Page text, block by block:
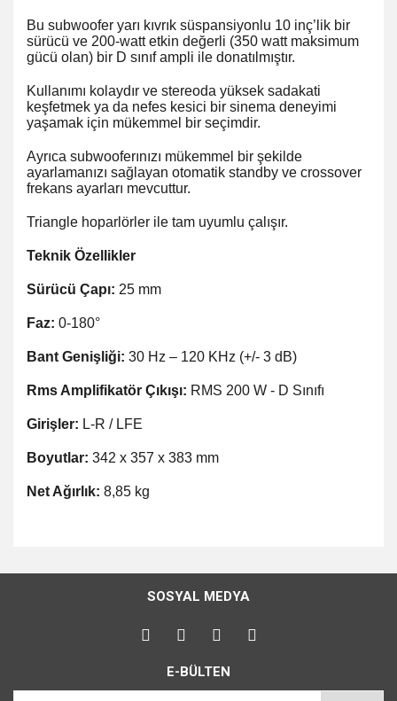
Bu subwoofer yarı kıvrık süspansiyonlu 10 inç’lik bir
sürücü ve 200-watt etkin değerli (350 watt maksimum
gücü olan) bir D sınıf ampli ile donatılmıştır.
Kullanımı kolaydır ve stereoda yüksek sadakati
keşfetmek ya da nefes kesici bir sinema deneyimi
yaşamak için mükemmel bir seçimdir.
Ayrıca subwooferınızı mükemmel bir şekilde
ayarlamanızı sağlayan otomatik standby ve crossover
frekans ayarları mevcuttur.
Triangle hoparlörler ile tam uyumlu çalışır.
Teknik Özellikler
Sürücü Çapı: 25 mm
Faz: 0-180°
Bant Genişliği: 30 Hz – 120 KHz (+/- 3 dB)
Rms Amplifikatör Çıkışı: RMS 200 W - D Sınıfı
Girişler: L-R / LFE
Boyutlar: 342 x 357 x 383 mm
Net Ağırlık: 8,85 kg
konularda yetersiz gördüğünüz noktaları öneri formunu
kullanarak tarafımıza iletebilirsiniz.
Görüş ve önerileriniz için teşekkür ederiz.
Ürün açıklamasında eksik bilgiler bulunuyor.
SOSYAL MEDYA
E-BÜLTEN